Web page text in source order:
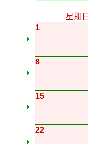
星期日
1
8
15
22